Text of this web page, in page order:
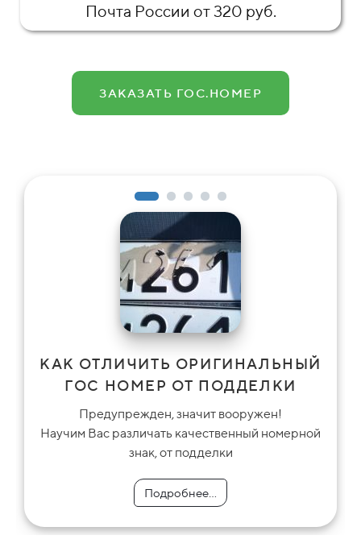
Почта России от 320 руб.
ЗАКАЗАТЬ ГОС.НОМЕР
КАК ОТЛИЧИТЬ ОРИГИНАЛЬНЫЙ
ГОС НОМЕР ОТ ПОДДЕЛКИ
Предупрежден, значит вооружен!
Научим Вас различать качественный номерной
знак, от подделки
Подробнее...
Подробнее...
Подробнее...
Подробнее...
Подробнее...